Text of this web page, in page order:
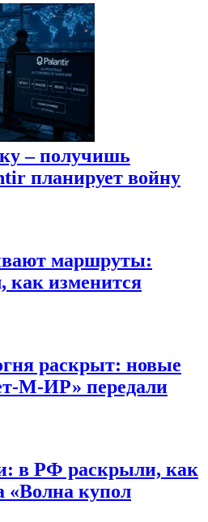
– получишь
планирует войну
маршруты:
как изменится
раскрыт: новые
М-ИР» передали
в РФ раскрыли, как
«Волна купол